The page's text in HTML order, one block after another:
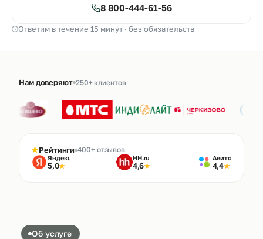
8 800-444-61-56
Ответим в течение 15 минут · без обязательств
Нам доверяют 250+ клиентов
★Рейтинги 400+ отзывов
Яндекс
5,0★
HH.ru
4,6★
Авито
4,4★
Об услуге